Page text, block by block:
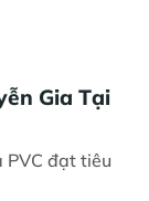
Gia Tại
PVC đạt tiêu